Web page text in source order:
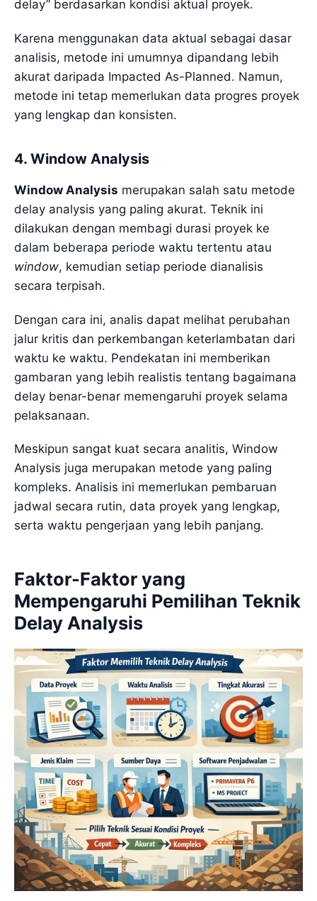
delay” berdasarkan kondisi aktual proyek.
Karena menggunakan data aktual sebagai dasar
analisis, metode ini umumnya dipandang lebih
akurat daripada Impacted As-Planned. Namun,
metode ini tetap memerlukan data progres proyek
yang lengkap dan konsisten.
4. Window Analysis
Window Analysis merupakan salah satu metode
delay analysis yang paling akurat. Teknik ini
dilakukan dengan membagi durasi proyek ke
dalam beberapa periode waktu tertentu atau
window, kemudian setiap periode dianalisis
secara terpisah.
Dengan cara ini, analis dapat melihat perubahan
jalur kritis dan perkembangan keterlambatan dari
waktu ke waktu. Pendekatan ini memberikan
gambaran yang lebih realistis tentang bagaimana
delay benar-benar memengaruhi proyek selama
pelaksanaan.
Meskipun sangat kuat secara analitis, Window
Analysis juga merupakan metode yang paling
kompleks. Analisis ini memerlukan pembaruan
jadwal secara rutin, data proyek yang lengkap,
serta waktu pengerjaan yang lebih panjang.
Faktor-Faktor yang
Mempengaruhi Pemilihan Teknik
Delay Analysis